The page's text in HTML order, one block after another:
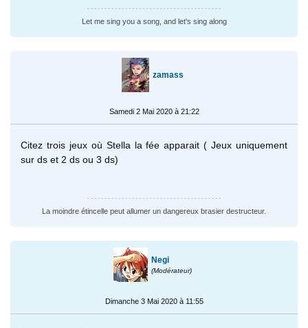
Let me sing you a song, and let's sing along
zamass
Samedi 2 Mai 2020 à 21:22
Citez trois jeux où Stella la fée apparait ( Jeux uniquement
sur ds et 2 ds ou 3 ds)
La moindre étincelle peut allumer un dangereux brasier destructeur.
Negi
(Modérateur)
Dimanche 3 Mai 2020 à 11:55